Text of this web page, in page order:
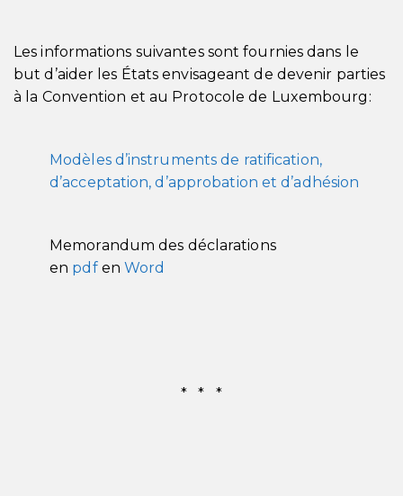
Les informations suivantes sont fournies dans le
but d’aider les États envisageant de devenir parties
à la Convention et au Protocole de Luxembourg:
Modèles d’instruments de ratification,
d’acceptation, d’approbation et d’adhésion
Memorandum des déclarations
en pdfenWord
* * *